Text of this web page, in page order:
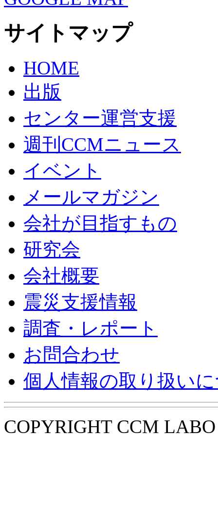
サイトマップ
HOME
出版
センター運営支援
週刊CCMニュース
イベント
メールマガジン
会社が目指すもの
研究会
会社概要
震災支援情報
調査・レポート
お問合わせ
個人情報の取り扱い
COPYRIGHT CCM